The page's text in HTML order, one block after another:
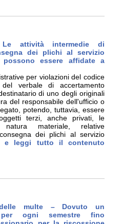
attività intermedie di
dei plichi al servizio
essere affidate a
per violazioni del codice
verbale di accertamento
di uno degli originali
del responsabile dell'ufficio o
potendo, tuttavia, essere
terzi, anche privati, le
materiale, relative
dei plichi al servizio
leggi tutto il contenuto
delle multe – Dovuto un
ogni semestre fino